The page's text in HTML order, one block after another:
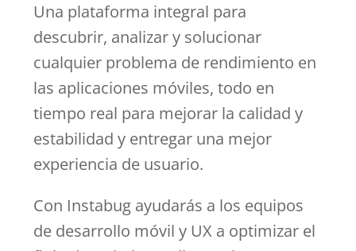
Una plataforma integral para
descubrir, analizar y solucionar
cualquier problema de rendimiento en
las aplicaciones móviles, todo en
tiempo real para mejorar la calidad y
estabilidad y entregar una mejor
experiencia de usuario.
Con Instabug ayudarás a los equipos
de desarrollo móvil y UX a optimizar el